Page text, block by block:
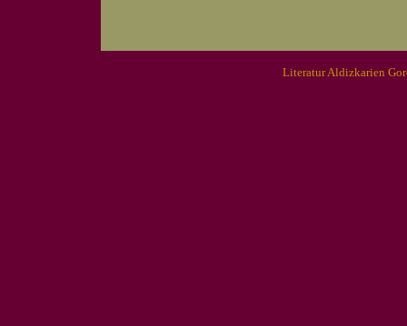
Literatur Aldizkarien